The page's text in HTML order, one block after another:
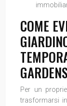
COME
Per un
trasformarsi